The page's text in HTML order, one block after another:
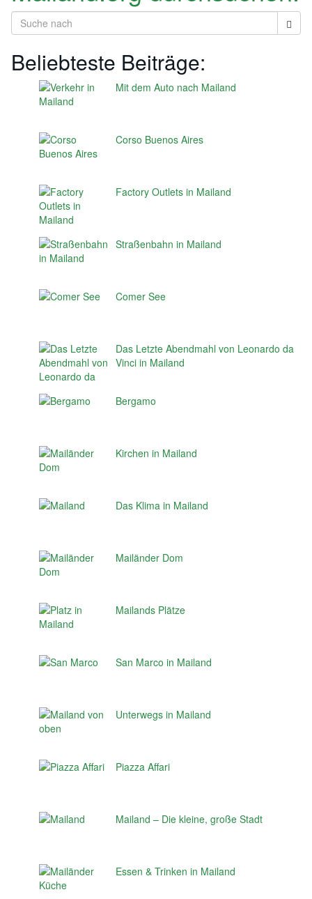
Beliebteste Beiträge:
Mit dem Auto nach Mailand
Corso Buenos Aires
Factory Outlets in Mailand
Straßenbahn in Mailand
Comer See
Das Letzte Abendmahl von Leonardo da
Vinci in Mailand
Bergamo
Kirchen in Mailand
Das Klima in Mailand
Mailänder Dom
Mailands Plätze
San Marco in Mailand
Unterwegs in Mailand
Piazza Affari
Mailand – Die kleine, große Stadt
Essen & Trinken in Mailand